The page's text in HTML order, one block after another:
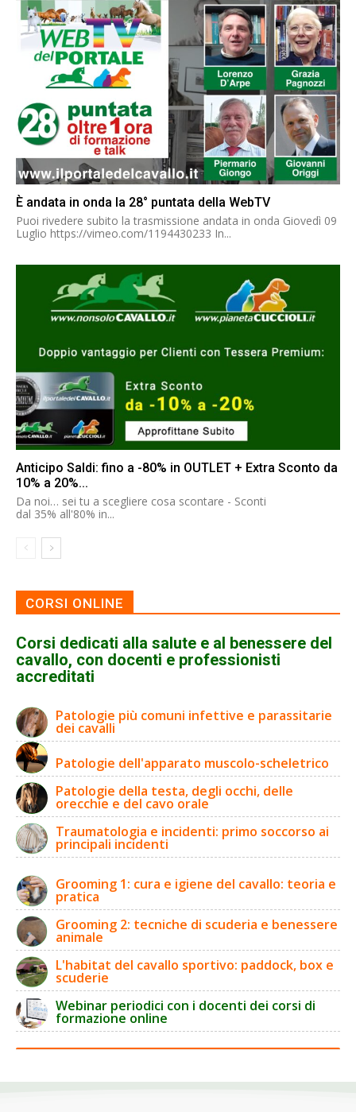
È andata in onda la 28° puntata della WebTV
Puoi rivedere subito la trasmissione andata in onda Giovedì 09
Luglio https://vimeo.com/1194430233 In...
Anticipo Saldi: fino a -80% in OUTLET + Extra Sconto da
10% a 20%...
Da noi… sei tu a scegliere cosa scontare - Sconti
dal 35% all'80% in...
CORSI ONLINE
Corsi dedicati alla salute e al benessere del
cavallo, con docenti e professionisti
accreditati
Patologie più comuni infettive e parassitarie
dei cavalli
Patologie dell'apparato muscolo-scheletrico
Patologie della testa, degli occhi, delle
orecchie e del cavo orale
Traumatologia e incidenti: primo soccorso ai
principali incidenti
Grooming 1: cura e igiene del cavallo: teoria e
pratica
Grooming 2: tecniche di scuderia e benessere
animale
L'habitat del cavallo sportivo: paddock, box e
scuderie
Webinar periodici con i docenti dei corsi di
formazione online